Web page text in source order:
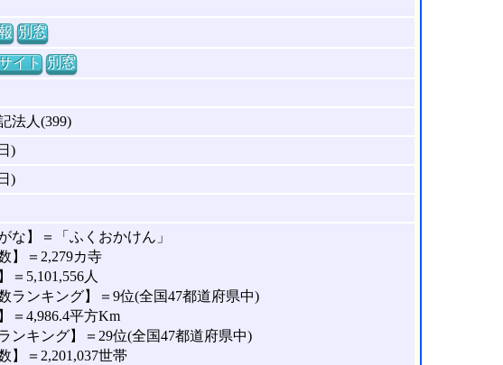
別窓
イト 別窓
法人(399)
)
)
な】＝「ふくおかけん」
】＝2,279カ寺
＝5,101,556人
ランキング】＝9位(全国47都道府県中)
＝4,986.4平方Km
ンキング】＝29位(全国47都道府県中)
】＝2,201,037世帯